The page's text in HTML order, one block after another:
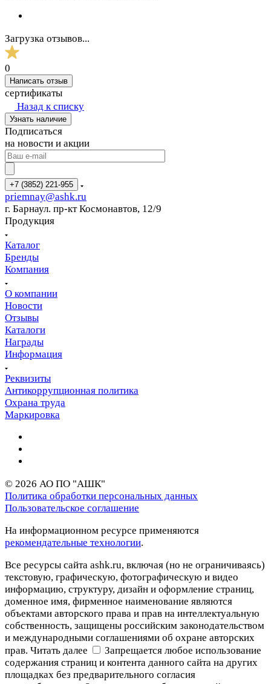
Загрузка отзывов...
0
Написать отзыв
сертификаты
Назад к списку
Узнать наличие
Подписаться
на новости и акции
+7 (3852) 221-955
priemnay@ashk.ru
г. Барнаул. пр-кт Космонавтов, 12/9
Продукция
Каталог
Бренды
Компания
О компании
Новости
Отзывы
Каталоги
Награды
Информация
Реквизиты
Антикоррупционная политика
Охрана труда
Маркировка
© 2026 АО ПО "АШК"
Политика обработки персональных данных
Пользовательское соглашение
На информационном ресурсе применяются
рекомендательные технологии.
Все ресурсы сайта ashk.ru, включая (но не ограничиваясь)
текстовую, графическую, фотографическую и видео
информацию, структуру, дизайн и оформление страниц,
доменное имя, фирменное наименование являются
объектами авторского права и прав на интеллектуальную
собственность, защищены российским законодательством
и международными соглашениями об охране авторских
прав. Читать далее
Запрещается любое использование
содержания страниц и контента данного сайта на других
площадках без предварительного согласия